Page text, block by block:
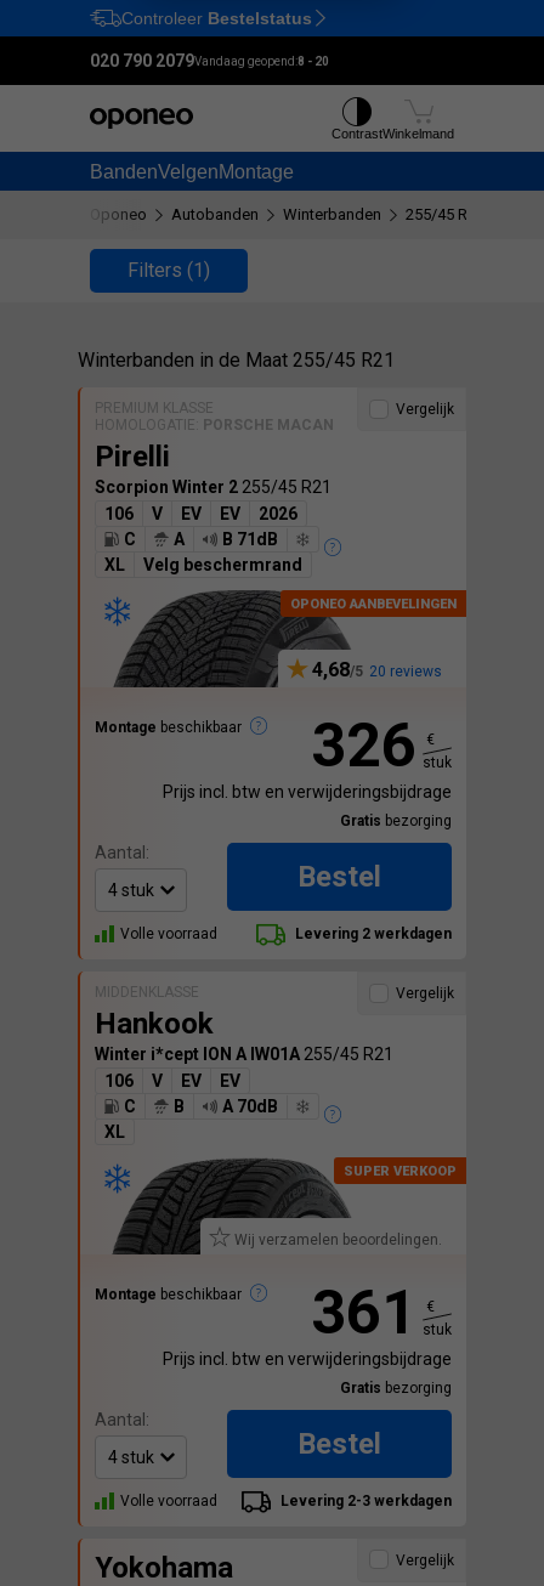
Ctrl M
Controleer Bestelstatus
020 790 2079Vandaag geopend:8 - 20
BandenVelgenMontage
ContrastWinkelmand
Oponeo Autobanden Winterbanden 255/45 R21
Filters (1)
Winterbanden in de Maat 255/45 R21
PREMIUM KLASSE
HOMOLOGATIE:
PORSCHE MACAN
Pirelli
Scorpion Winter 2 255/45 R21
106
V EV EV
2026
C
A
B 71dB
XL
Velg beschermrand
4,68 20 reviews
Montage beschikbaar
Vergelijk
326
€
stuk
Prijs incl. btw en verwijderingsbijdrage
Gratis bezorging
Aantal:
Bestel
Volle voorraad Levering 2 werkdagen
MIDDENKLASSE
Hankook
Winter i*cept ION A IW01A 255/45 R21
106
V EV
EV
C
B
A 70dB
XL
Wij verzamelen beoordelingen.
Montage beschikbaar
Vergelijk
361
€
stuk
Prijs incl. btw en verwijderingsbijdrage
Gratis bezorging
Aantal:
Bestel
Volle voorraad Levering 2-3 werkdagen
Yokohama Vergelijk